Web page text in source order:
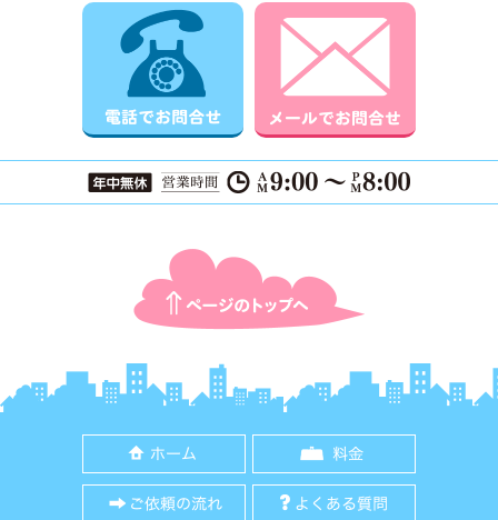
電話でお問合せ
ご依頼の流れ